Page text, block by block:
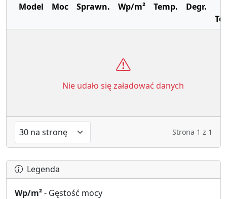
Model Moc Sprawn. Wp/m² Temp.
Degr.
Nie udało się załadować danych
Strona 1 z 1
Legenda
Wp/m²- Gęstość mocy